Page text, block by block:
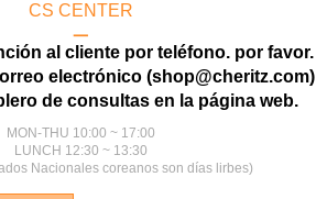
CS CENTER
ㅡ
al cliente por teléfono. por favor.
electrónico (shop@cheritz.com)
de consultas en la página web.
MON-THU 10:00 ~ 17:00
LUNCH 12:30 ~ 13:30
Nacionales coreanos son días lirbes)